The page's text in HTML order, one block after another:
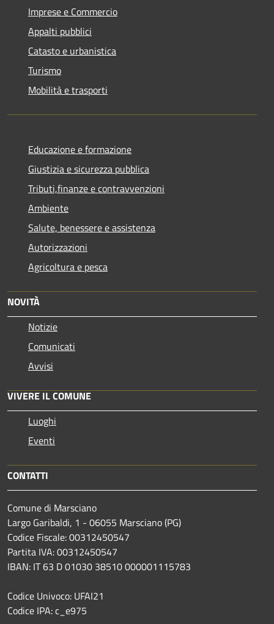
Imprese e Commercio
Appalti pubblici
Catasto e urbanistica
Turismo
Mobilità e trasporti
Educazione e formazione
Giustizia e sicurezza pubblica
Tributi,finanze e contravvenzioni
Ambiente
Salute, benessere e assistenza
Autorizzazioni
Agricoltura e pesca
NOVITÀ
Notizie
Comunicati
Avvisi
VIVERE IL COMUNE
Luoghi
Eventi
CONTATTI
Comune di Marsciano
Largo Garibaldi, 1 - 06055 Marsciano (PG)
Codice Fiscale: 00312450547
Partita IVA: 00312450547
IBAN: IT 63 D 01030 38510 000001115783
Codice Univoco: UFAI21
Codice IPA: c_e975